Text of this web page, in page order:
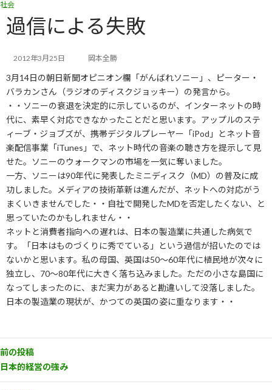
コ
ン
テ
ス
キ
プ
ナ
ビ
ゲ
ン
に
動
社会
過信による失敗
2012年3月25日 岡本全勝
3月14日の朝日新聞オピニオン欄「がんばれソニー」、ピーター・
バラカンさん（ラジオのディスクジョッキー）の発言から。
・・ソニーの衰退を決定的に示しているのが、インターネットの時
代に、素早く対応できなかったことだと思います。アップルのステ
ィーブ・ジョブズが、携帯デジタルプレーヤー「iPod」とネット音
楽配信事業「iTunes」で、ネット時代の音楽の聴き方を提示して見
せた。ソニーのウォークマンの市場を一気に奪いました。
一方、ソニーは90年代に発表したミニディスク（MD）の普及に成
功しました。メディアの技術革新は進んだが、ネットへの対応がう
まくいきませんでした・・自社で開発したMDを否定したくない、と
思っていたのかもしれません・・
ネットと消費者指向への遅れは、日本の製造業に共通した病気で
す。「日本はものづくりに秀でている」という過信が招いたのでは
ないかと思います。私の母国、英国は50～60年代に植民地が次々に
独立し、70～80年代に大きく落ち込みました。ただの小さな島国に
なってしまったのに、まだ実力があると勘違いして没落しました。
日本の製造業の現状が、かつての英国の姿に重なります・・
前の投稿
日本的経営の強み